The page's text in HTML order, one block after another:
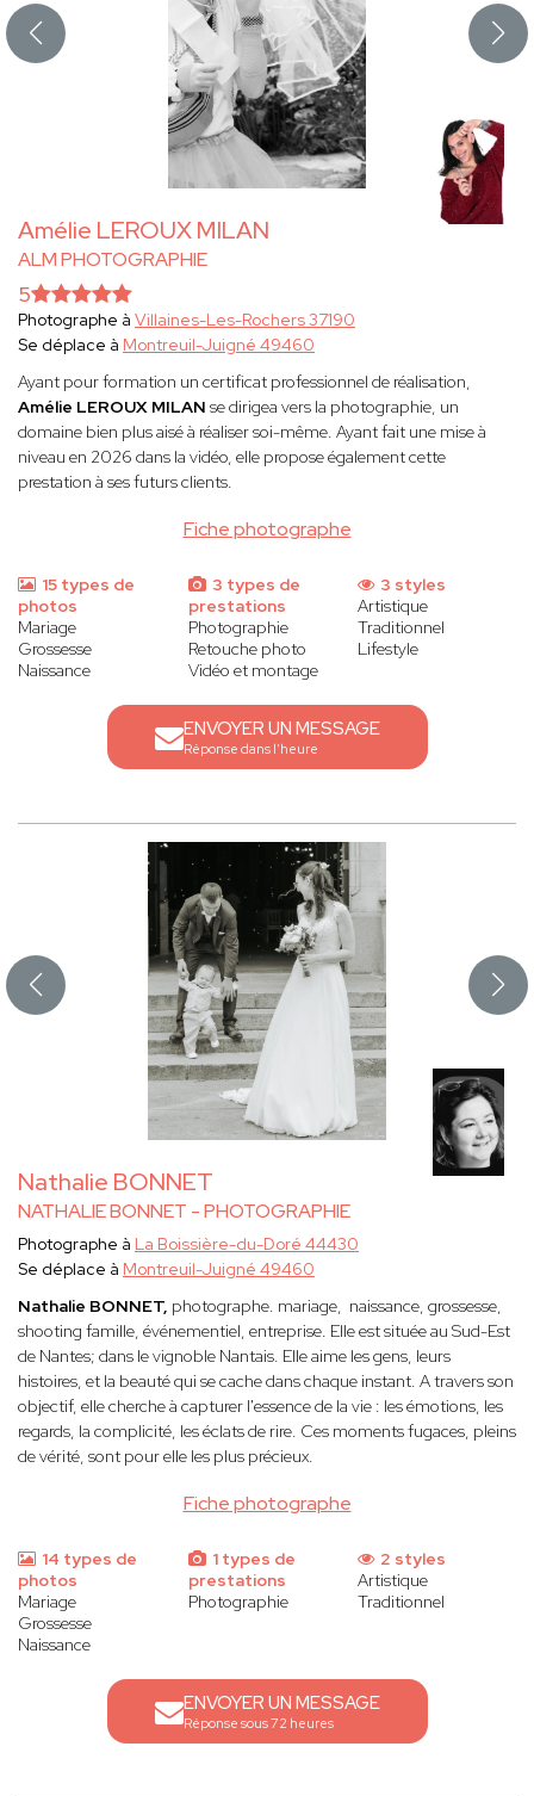
Amélie LEROUX MILAN
ALM PHOTOGRAPHIE
Fiche photographe
5
Photographe à Villaines-Les-Rochers 37190
Se déplace à Montreuil-Juigné 49460
Ayant pour formation un certificat professionnel de réalisation,
Amélie LEROUX MILAN se dirigea vers la photographie, un
domaine bien plus aisé à réaliser soi-même. Ayant fait une mise à
niveau en 2026 dans la vidéo, elle propose également cette
prestation à ses futurs clients.
15 types de
photos
Mariage
Grossesse
Naissance
3 types de
prestations
Photographie
Retouche photo
Vidéo et montage
3 styles
Artistique
Traditionnel
Lifestyle
ENVOYER UN MESSAGE
Réponse dans l'heure
Nathalie BONNET
NATHALIE BONNET - PHOTOGRAPHIE
Fiche photographe
Photographe à La Boissière-du-Doré 44430
Se déplace à Montreuil-Juigné 49460
Nathalie BONNET, photographe. mariage, naissance, grossesse,
shooting famille, événementiel, entreprise. Elle est située au Sud-Est
de Nantes; dans le vignoble Nantais. Elleaime les gens, leurs
histoires, et la beauté qui se cache dans chaque instant. A travers son
objectif, elle cherche à capturer l'essence de la vie : les émotions, les
regards, la complicité, les éclats de rire. Ces moments fugaces, pleins
de vérité, sont pour elle les plus précieux.
14 types de
photos
Mariage
Grossesse
Naissance
1 types de
prestations
Photographie
2 styles
Artistique
Traditionnel
ENVOYER UN MESSAGE
Réponse sous 72 heures